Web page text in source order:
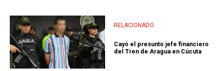
RELACIONADO
Cayó el presunto jefe financiero
del Tren de Aragua en Cúcuta